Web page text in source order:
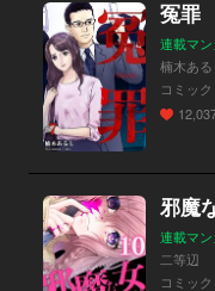
冤罪
連載マン
楠木ある
コミック
邪魔
連載マン
二等辺
コミック